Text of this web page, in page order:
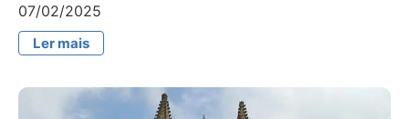
07/02/2025
Ler mais